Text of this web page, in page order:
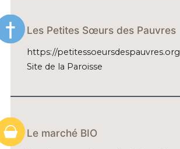
Les Petites Sœurs des Pauvres
https://petitessoeursdespauvres.org
Site de la Paroisse
Le marché BIO